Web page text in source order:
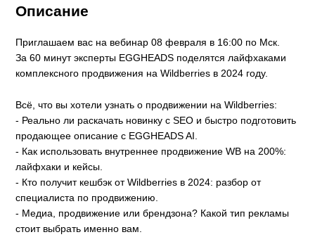
Описание
Приглашаем вас на вебинар 08 февраля в 16:00 по Мск.
За 60 минут эксперты EGGHEADS поделятся лайфхаками
комплексного продвижения на Wildberries в 2024 году.
Всё, что вы хотели узнать о продвижении на Wildberries:
- Реально ли раскачать новинку с SEO и быстро подготовить
продающее описание с EGGHEADS AI.
- Как использовать внутреннее продвижение WB на 200%:
лайфхаки и кейсы.
- Кто получит кешбэк от Wildberries в 2024: разбор от
специалиста по продвижению.
- Медиа, продвижение или брендзона? Какой тип рекламы
стоит выбрать именно вам.